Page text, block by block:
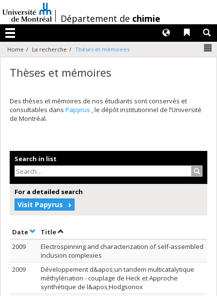
au
contenu
/Département de chimie
Menu
Liens
Langues
Home La recherche Thèses et mémoires
Thèses et mémoires
Des thèses et mémoires de nos étudiants sont conservés et
consultables dans Papyrus , le dépôt institutionnel de l’Université
de Montréal.
Search in list
For a detailed search
Visit Papyrus
DateSort by date in ascending order
TitleSort by title in ascending order
2009
Electrospinning and characterization of self-assembled
inclusion complexies
2009
Développement d&apos;un tandem multicatalytique
méthylénation - couplage de Heck et Approche
synthétique de l&apos;Hodgsonox